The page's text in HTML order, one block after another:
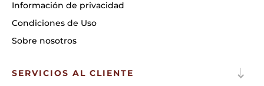
Información de privacidad
Condiciones de Uso
Sobre nosotros
SERVICIOS AL CLIENTE